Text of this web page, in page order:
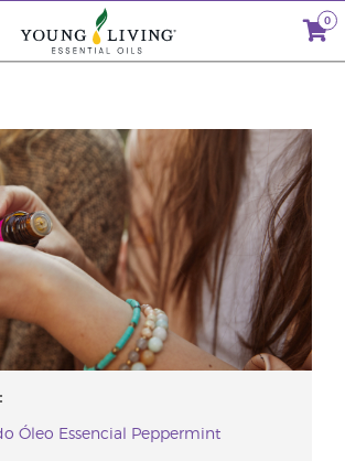
0
Óleo Essencial Peppermint